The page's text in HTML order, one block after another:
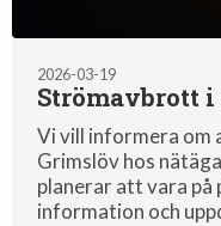
2026-03-19
Strömavbrott
Vi vill informera
Grimslöv hos
planerar att vara på
information och